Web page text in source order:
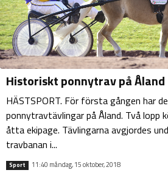
Historiskt ponnytrav på Åland
HÄSTSPORT. För första gången har
ponnytravtävlingar på Åland. Två
åtta ekipage. Tävlingarna avgjordes
travbanan i...
Sport 11:40 måndag, 15 oktober, 2018